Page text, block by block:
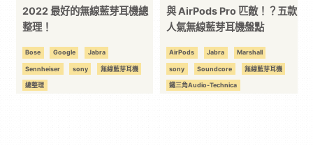
2022 最好的無線藍芽耳機總
整理！
Bose Google Jabra
Sennheiser sony 無線藍芽耳機
總整理
與 AirPods Pro 匹敵！？五款
人氣無線藍芽耳機盤點
AirPods Jabra Marshall
sony Soundcore 無線藍芽耳機
鐵三角Audio-Technica